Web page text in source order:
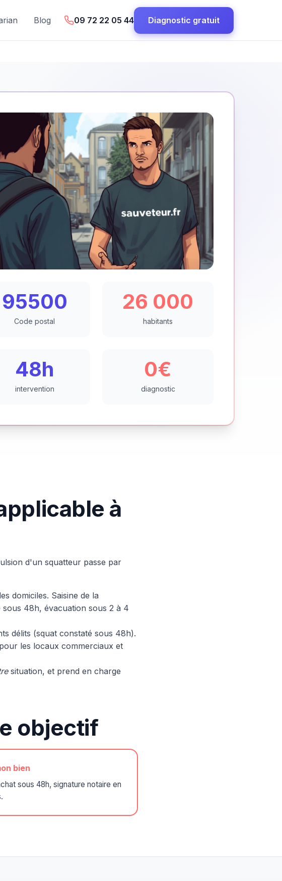
Blog 09 72 22 05 44 Diagnostic gratuit
95500
Code postal
26 000
habitants
48h
intervention
0€
diagnostic
à
d'un squatteur passe par
domiciles. Saisine de la
sous 48h, évacuation sous 2 à 4
délits (squat constaté sous 48h).
les locaux commerciaux et
situation, et prend en charge
objectif
bien
sous 48h, signature notaire en